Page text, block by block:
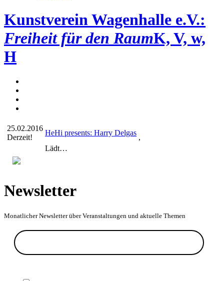
Kunstverein Wagenhalle e.V.:
Freiheit für den RaumK, V, w,
H
25.02.2016
Derzeit!
HeHi presents: Harry Delgas
,
Lädt…
Newsletter
Monatlicher Newsletter über Veranstaltungen und aktuelle Themen